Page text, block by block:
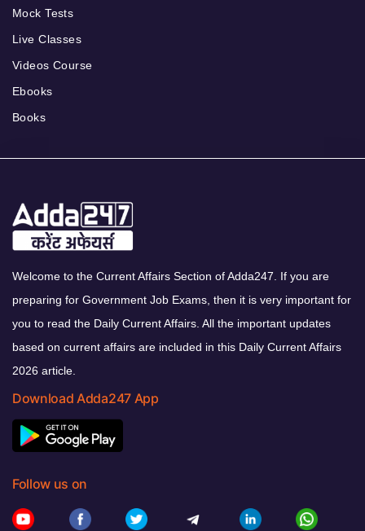
Mock Tests
Live Classes
Videos Course
Ebooks
Books
Welcome to the Current Affairs Section of Adda247. If you are
preparing for Government Job Exams, then it is very important for
you to read the Daily Current Affairs. All the important updates
based on current affairs are included in this Daily Current Affairs
2026 article.
Download Adda247 App
Follow us on